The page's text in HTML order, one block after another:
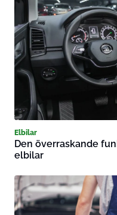
Elbilar
Den överraskande
elbilar